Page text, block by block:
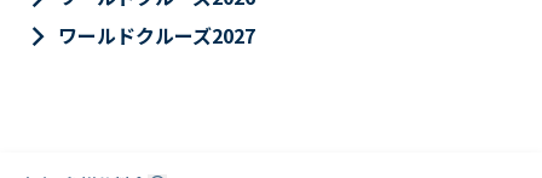
keyboard_arrow_right ワールドクルーズ2027